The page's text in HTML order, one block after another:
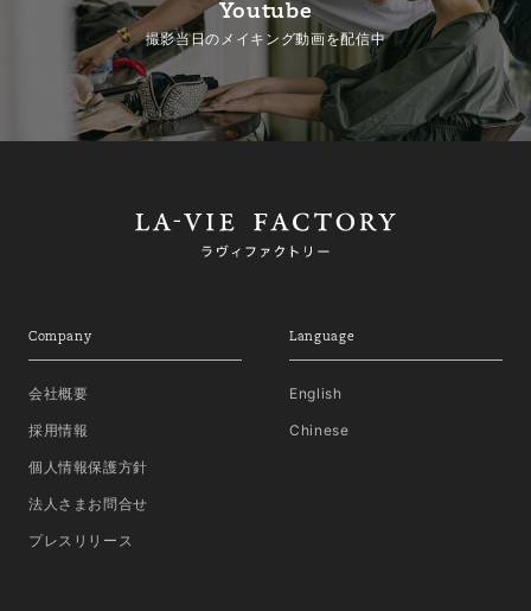
Youtube
撮影当日のメイキング動画を配信中
Company
会社概要
採用情報
個人情報保護方針
法人さまお問合せ
プレスリリース
Language
English
Chinese